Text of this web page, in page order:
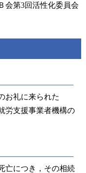
会第3回活性化委員会
お礼に来られた
労支援事業者機構の
亡につき，その相続